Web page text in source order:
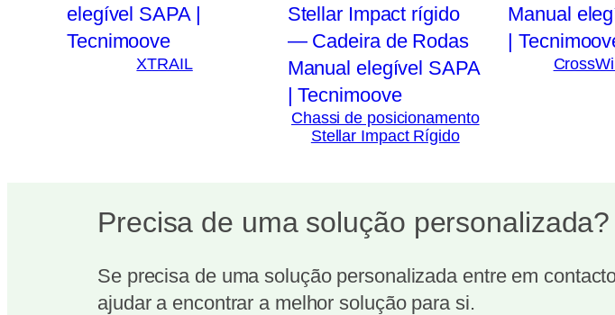
XTRAIL
Chassi de posicionamento
Stellar Impact Rígido
Precisa de uma solução personalizada?
Se precisa de uma solução personalizada entre em
ajudar a encontrar a melhor solução para si.